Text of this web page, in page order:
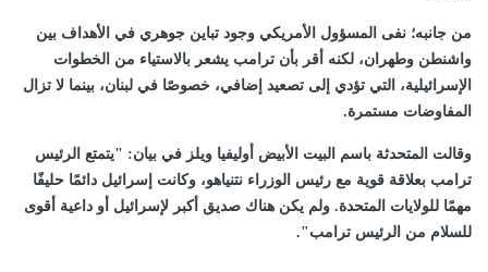
من جانبه؛ نفى المسؤول الأمريكي وجود تباين جوهري في الأهداف بين
واشنطن وطهران، لكنه أقر بأن ترامب يشعر بالاستياء من الخطوات
الإسرائيلية، التي تؤدي إلى تصعيد إضافي، خصوصًا في لبنان، بينما لا تزال
المفاوضات مستمرة.
وقالت المتحدثة باسم البيت الأبيض أوليفيا ويلز في بيان: "يتمتع الرئيس
ترامب بعلاقة قوية مع رئيس الوزراء نتنياهو، وكانت إسرائيل دائمًا حليفًا
مهمًا للولايات المتحدة. ولم يكن هناك صديق أكبر لإسرائيل أو داعية أقوى
للسلام من الرئيس ترامب".